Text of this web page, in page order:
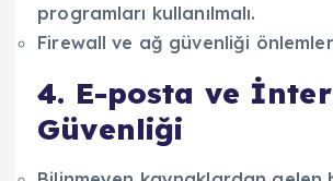
programları kullanılmalı.
Firewall ve ağ güvenliği
4. E-posta ve
Güvenliği